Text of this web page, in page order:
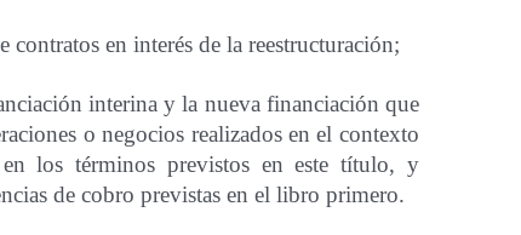
contratos en interés de la reestructuración;
interina y la nueva financiación que
o negocios realizados en el contexto
en los términos previstos en este título, y
de cobro previstas en el libro primero.